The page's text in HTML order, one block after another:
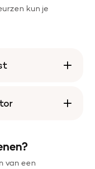
kun je
van een